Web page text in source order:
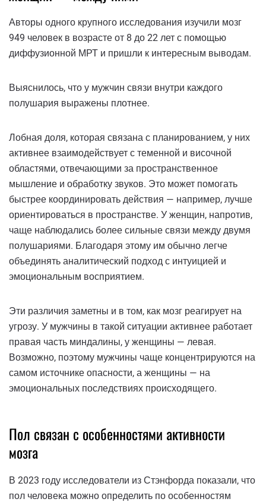
Авторы одного крупного исследования изучили мозг
949 человек в возрасте от 8 до 22 лет с помощью
диффузионной МРТ и пришли к интересным выводам.
Выяснилось, что у мужчин связи внутри каждого
полушария выражены плотнее.
Лобная доля, которая связана с планированием, у них
активнее взаимодействует с теменной и височной
областями, отвечающими за пространственное
мышление и обработку звуков. Это может помогать
быстрее координировать действия — например, лучше
ориентироваться в пространстве. У женщин, напротив,
чаще наблюдались более сильные связи между двумя
полушариями. Благодаря этому им обычно легче
объединять аналитический подход с интуицией и
эмоциональным восприятием.
Эти различия заметны и в том, как мозг реагирует на
угрозу. У мужчины в такой ситуации активнее работает
правая часть миндалины, у женщины — левая.
Возможно, поэтому мужчины чаще концентрируются на
самом источнике опасности, а женщины — на
эмоциональных последствиях происходящего.
Пол связан с особенностями активности
мозга
В 2023 году исследователи из Стэнфорда показали, что
пол человека можно определить по особенностям